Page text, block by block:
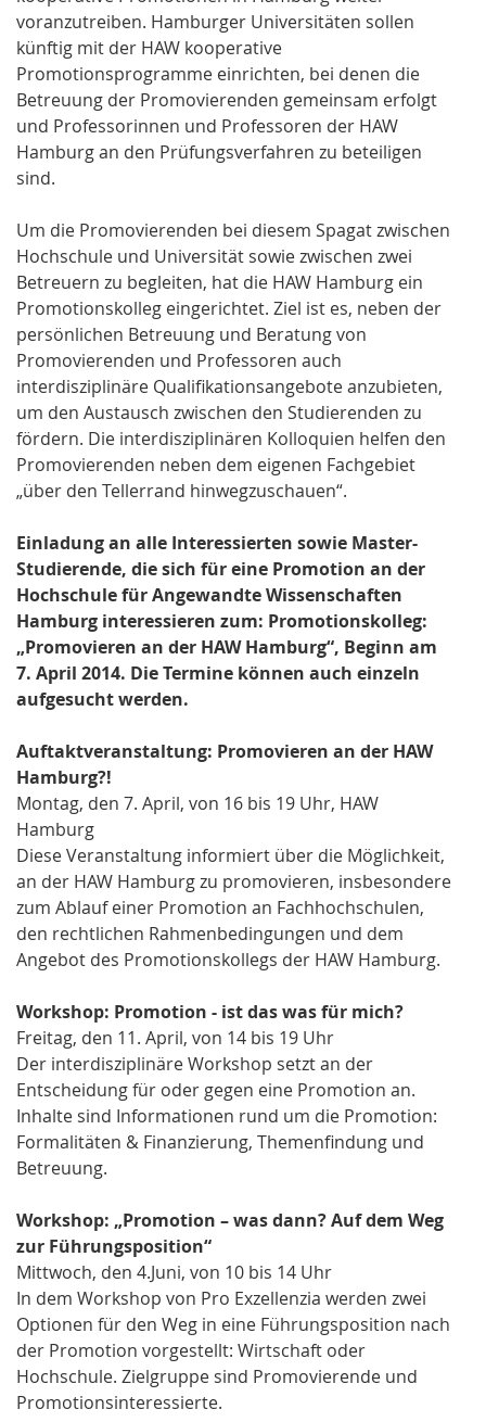
voranzutreiben. Hamburger Universitäten sollen
künftig mit der HAW kooperative
Promotionsprogramme einrichten, bei denen die
Betreuung der Promovierenden gemeinsam erfolgt
und Professorinnen und Professoren der HAW
Hamburg an den Prüfungsverfahren zu beteiligen
sind.
Um die Promovierenden bei diesem Spagat zwischen
Hochschule und Universität sowie zwischen zwei
Betreuern zu begleiten, hat die HAW Hamburg ein
Promotionskolleg eingerichtet. Ziel ist es, neben der
persönlichen Betreuung und Beratung von
Promovierenden und Professoren auch
interdisziplinäre Qualifikationsangebote anzubieten,
um den Austausch zwischen den Studierenden zu
fördern. Die interdisziplinären Kolloquien helfen den
Promovierenden neben dem eigenen Fachgebiet
„über den Tellerrand hinwegzuschauen“.
Einladung an alle Interessierten sowie Master-
Studierende, die sich für eine Promotion an der
Hochschule für Angewandte Wissenschaften
Hamburg interessieren zum: Promotionskolleg:
„Promovieren an der HAW Hamburg“, Beginn am
7. April 2014. Die Termine können auch einzeln
aufgesucht werden.
Auftaktveranstaltung: Promovieren an der HAW
Hamburg?!
Montag, den 7. April, von 16 bis 19 Uhr, HAW
Hamburg
Diese Veranstaltung informiert über die Möglichkeit,
an der HAW Hamburg zu promovieren, insbesondere
zum Ablauf einer Promotion an Fachhochschulen,
den rechtlichen Rahmenbedingungen und dem
Angebot des Promotionskollegs der HAW Hamburg.
Workshop: Promotion - ist das was für mich?
Freitag, den 11. April, von 14 bis 19 Uhr
Der interdisziplinäre Workshop setzt an der
Entscheidung für oder gegen eine Promotion an.
Inhalte sind Informationen rund um die Promotion:
Formalitäten & Finanzierung, Themenfindung und
Betreuung.
Workshop: „Promotion – was dann? Auf dem Weg
zur Führungsposition“
Mittwoch, den 4.Juni, von 10 bis 14 Uhr
In dem Workshop von Pro Exzellenzia werden zwei
Optionen für den Weg in eine Führungsposition nach
der Promotion vorgestellt: Wirtschaft oder
Hochschule. Zielgruppe sind Promovierende und
Promotionsinteressierte.